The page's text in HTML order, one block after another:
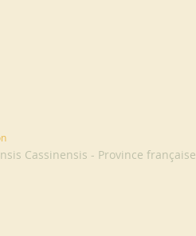
Cassinensis - Province française